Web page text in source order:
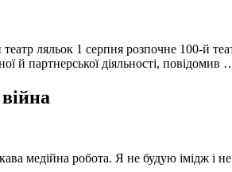
ляльок 1 серпня розпочне 100-й
й партнерської діяльності, повідомив
медійна робота. Я не будую імідж